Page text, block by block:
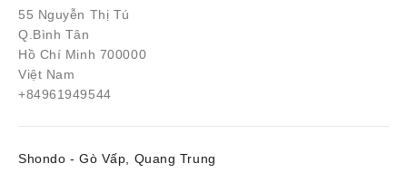
55 Nguyễn Thị Tú
Q.Bình Tân
Hồ Chí Minh 700000
Việt Nam
+84961949544
Shondo - Gò Vấp, Quang Trung